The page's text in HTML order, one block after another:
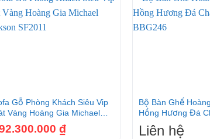
Gỗ Phòng Khách Siêu Vip
Vàng Hoàng Gia Michael
SF2011 ₫
Bộ Bàn Ghế
Hồng Hương Đá
Món BBG246
Liên hệ